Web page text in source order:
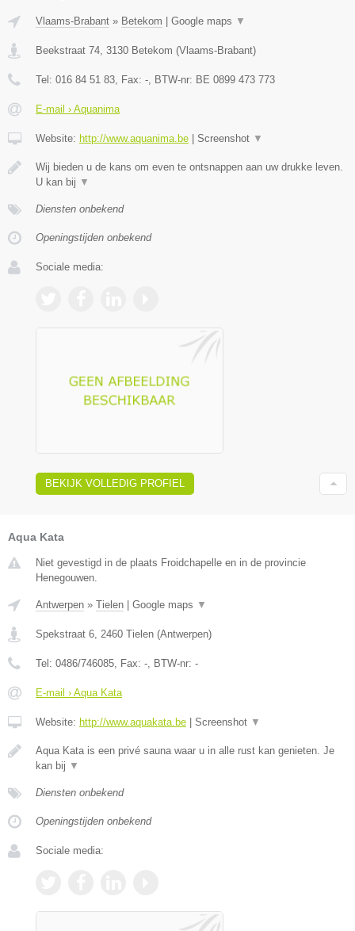
Vlaams-Brabant » Betekom Google maps ▼
Beekstraat 74, 3130 Betekom (Vlaams-Brabant)
Tel: 016 84 51 83, Fax: -, BTW-nr: BE 0899 473 773
E-mail › Aquanima
Website: http://www.aquanima.be Screenshot ▼
Wij bieden u de kans om even te ontsnappen aan uw drukke leven.
U kan bij ▼
Diensten onbekend
Openingstijden onbekend
Sociale media:
BEKIJK VOLLEDIG PROFIEL
Aqua Kata
Niet gevestigd in de plaats Froidchapelle en in de provincie
Henegouwen.
Antwerpen » Tielen | Google maps ▼
Spekstraat 6 2460 Tielen (Antwerpen)
Tel: 0486/746085 , Fax: - , BTW-nr: -
E-mail › Aqua Kata
Website: http://www.aquakata.be | Screenshot ▼
Aqua Kata is een privé sauna waar u in alle rust kan genieten. Je
kan bij ▼
Diensten onbekend
Openingstijden onbekend
Sociale media: